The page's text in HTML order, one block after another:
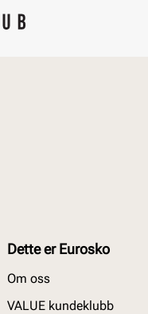
Dette er Eurosko
Om oss
VALUE kundeklubb